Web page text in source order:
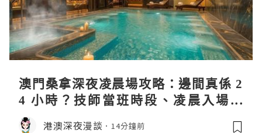
澳門桑拿深夜凌晨場攻略：邊間真係 2
4 小時？技師當班時段、凌晨入場流
程、過夜安排一次過講清
港澳深夜漫談 14分鐘前